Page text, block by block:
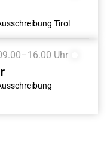
Tirol
Uhr